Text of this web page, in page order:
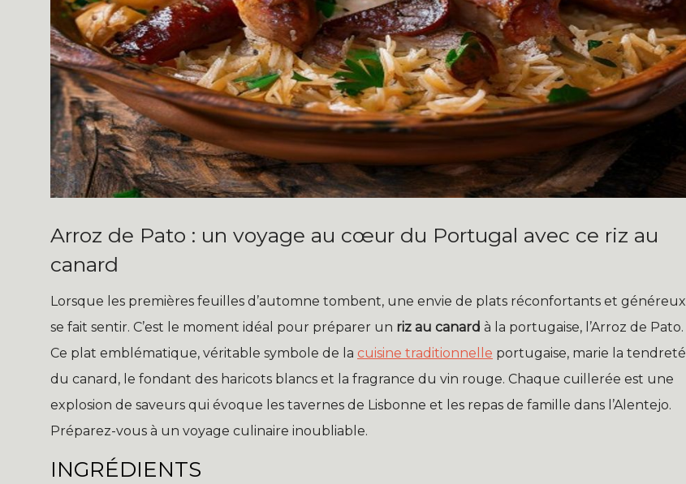
Arroz de Pato : un voyage au cœur du Portugal avec ce riz au
canard
Lorsque les premières feuilles d’automne tombent, une envie de plats réconfortants et généreux
se fait sentir. C’est le moment idéal pour préparer un riz au canard à la portugaise, l’Arroz de Pato.
Ce plat emblématique, véritable symbole de la cuisine traditionnelle portugaise, marie la tendreté
du canard, le fondant des haricots blancs et la fragrance du vin rouge. Chaque cuillerée est une
explosion de saveurs qui évoque les tavernes de Lisbonne et les repas de famille dans l’Alentejo.
Préparez-vous à un voyage culinaire inoubliable.
INGRÉDIENTS